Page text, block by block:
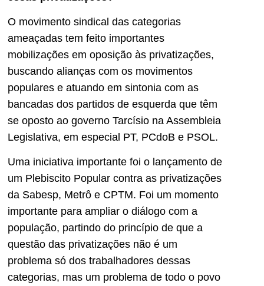
O movimento sindical das categorias
ameaçadas tem feito importantes
mobilizações em oposição às privatizações,
buscando alianças com os movimentos
populares e atuando em sintonia com as
bancadas dos partidos de esquerda que têm
se oposto ao governo Tarcísio na Assembleia
Legislativa, em especial PT, PCdoB e PSOL.
Uma iniciativa importante foi o lançamento de
um Plebiscito Popular contra as privatizações
da Sabesp, Metrô e CPTM. Foi um momento
importante para ampliar o diálogo com a
população, partindo do princípio de que a
questão das privatizações não é um
problema só dos trabalhadores dessas
categorias, mas um problema de todo o povo